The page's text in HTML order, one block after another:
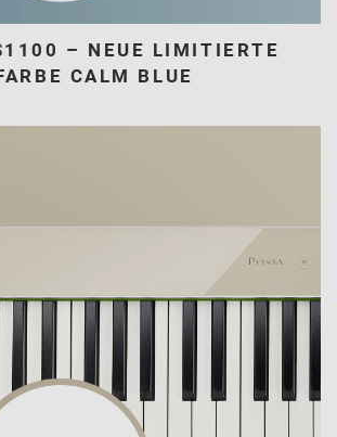
– NEUE LIMITIERTE
CALM BLUE